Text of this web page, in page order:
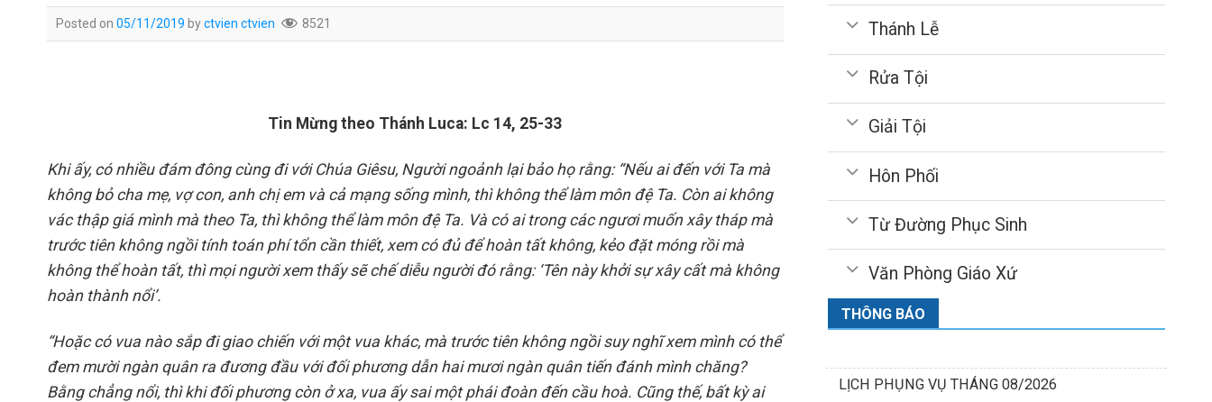
Posted on 05/11/2019 byctvien ctvien 8521
Tin Mừng theo Thánh Luca: Lc 14, 25-33
Khi ấy, có nhiều đám đông cùng đi với Chúa Giêsu, Người ngoảnh lại bảo họ rằng: “Nếu ai đến với Ta mà
không bỏ cha mẹ, vợ con, anh chị em và cả mạng sống mình, thì không thể làm môn đệ Ta. Còn ai không
vác thập giá mình mà theo Ta, thì không thể làm môn đệ Ta. Và có ai trong các ngươi muốn xây tháp mà
trước tiên không ngồi tính toán phí tổn cần thiết, xem có đủ để hoàn tất không, kẻo đặt móng rồi mà
không thể hoàn tất, thì mọi người xem thấy sẽ chế diễu người đó rằng: ‘Tên này khởi sự xây cất mà không
hoàn thành nổi’.
“Hoặc có vua nào sắp đi giao chiến với một vua khác, mà trước tiên không ngồi suy nghĩ xem mình có thể
đem mười ngàn quân ra đương đầu với đối phương dẫn hai mươi ngàn quân tiến đánh mình chăng?
Bằng chẳng nổi, thì khi đối phương còn ở xa, vua ấy sai một phái đoàn đến cầu hoà. Cũng thế, bất kỳ ai
Thánh Lễ
Rửa Tội
Giải Tội
Hôn Phối
Từ Đường Phục Sinh
Văn Phòng Giáo Xứ
THÔNG BÁO
LỊCH PHỤNG VỤ THÁNG 08/2026